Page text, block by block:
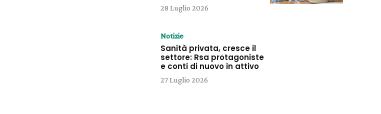
28 Luglio 2026
Notizie
Sanità privata, cresce il
settore: Rsa protagoniste
e conti di nuovo in attivo
27 Luglio 2026